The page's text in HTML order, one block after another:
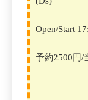
Open/Start
予約2500円/